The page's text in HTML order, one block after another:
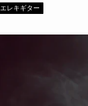
エレキギター